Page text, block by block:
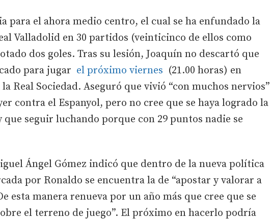
para el ahora medio centro, el cual se ha enfundado la
Valladolid en 30 partidos (veinticinco de ellos como
dos goles. Tras su lesión, Joaquín no descartó que
para jugar el próximo viernes (21.00 horas) en
Real Sociedad. Aseguró que vivió “con muchos nervios”
contra el Espanyol, pero no cree que se haya logrado la
que seguir luchando porque con 29 puntos nadie se
Ángel Gómez indicó que dentro de la nueva política
por Ronaldo se encuentra la de “apostar y valorar a
esta manera renueva por un año más que cree que se
el terreno de juego”. El próximo en hacerlo podría